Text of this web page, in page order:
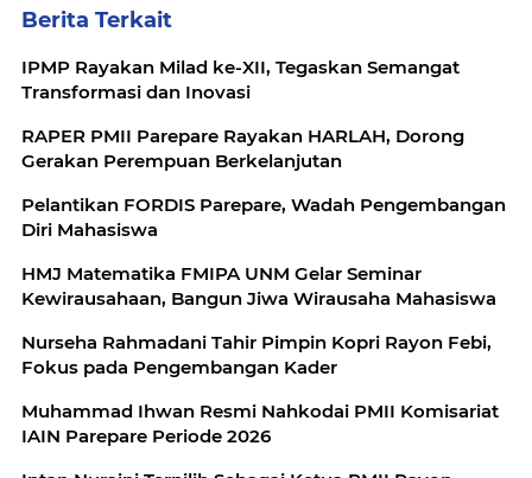
Berita Terkait
IPMP Rayakan Milad ke-XII, Tegaskan Semangat
Transformasi dan Inovasi
RAPER PMII Parepare Rayakan HARLAH, Dorong
Gerakan Perempuan Berkelanjutan
Pelantikan FORDIS Parepare, Wadah Pengembangan
Diri Mahasiswa
HMJ Matematika FMIPA UNM Gelar Seminar
Kewirausahaan, Bangun Jiwa Wirausaha Mahasiswa
Nurseha Rahmadani Tahir Pimpin Kopri Rayon Febi,
Fokus pada Pengembangan Kader
Muhammad Ihwan Resmi Nahkodai PMII Komisariat
IAIN Parepare Periode 2026